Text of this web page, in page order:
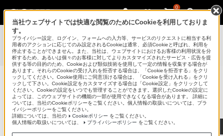
0
使いかたマニュアル（取扱説明 Web版）
BDZ-ZT3500 / BDZ-ZT2500 / BDZ-ZT1500 / BDZ-ZW2500 /
BDZ-ZW1500 / BDZ-ZW550 使いかたマニュアル
ブルーレイディスク/DVDレコーダー
サポート・お問い合わせ
当社ウェブサイトでは快適な閲覧のためにCookieを利用しておりま
す。
プライバシー設定、ログイン、フォームへの入力等、サービスのリクエストに相当する利
用者のアクションに応じてのみ設定されるCookieは通常、必須Cookieと呼ばれ、利用を
停止することができません。また、当社は、ウェブサイトにおけるお客様の利用状況を分
析するため、あるいは個々のお客様に対してよりカスタマイズされたサービス・広告を提
供する等の目的のため、Cookieおよび類似技術を使用して一定の情報を収集する場合が
あります。それらのCookieの受け入れを拒否する場合は、「Cookieを拒否する」をクリ
ックしてください。Cookie使用にご同意頂ける場合は、「Cookieを受け入れる」をクリ
ックして下さい。Cookie設定をカスタマイズする場合は「Cookie設定」をクリックして
ください。Cookieの設定をいつでも管理することができます。選択したCookieの設定に
よっては、このウェブサイトの機能の一部が使用できなくなる場合があります。 詳細に
ついては、当社のCookieポリシーをご覧ください。個人情報の取扱いについては、プラ
イバシーポリシーをご覧ください。
詳細については、当社の
Cookieポリシー をご覧ください。
個人情報の取扱いについては、
プライバシーポリシー をご覧ください。